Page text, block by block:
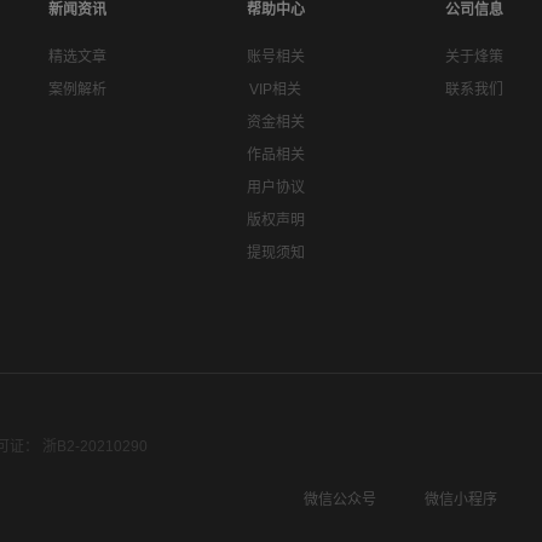
新闻资讯
精选文章
案例解析
帮助中心
账号相关
VIP相关
资金相关
作品相关
用户协议
版权声明
提现须知
公司信息
关于烽策
联系我们
证： 浙B2-20210290
微信公众号
微信小程序